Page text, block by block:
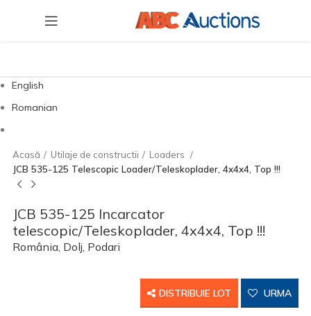
English
Romanian
Acasă Utilaje de constructii
Loaders
JCB 535-125 Telescopic Loader/Teleskoplader, 4x4x4, Top !!!
JCB 535-125 Incarcator
telescopic/Teleskoplader, 4x4x4, Top !!!
România, Dolj, Podari
DISTRIBUIE LOT URMA